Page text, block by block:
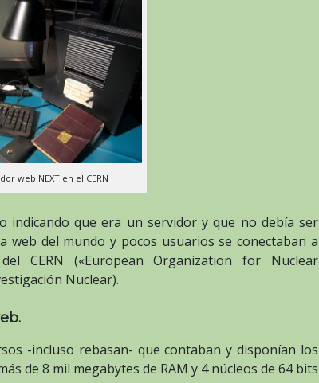
web NEXT en el CERN
indicando que era un servidor y que no debía ser
web del mundo y pocos usuarios se conectaban a
CERN («European Organization for Nuclear
Nuclear).
-incluso rebasan- que contaban y disponían los
de 8 mil megabytes de RAM y 4 núcleos de 64 bits